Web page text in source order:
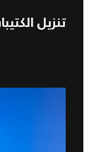
تنزيل